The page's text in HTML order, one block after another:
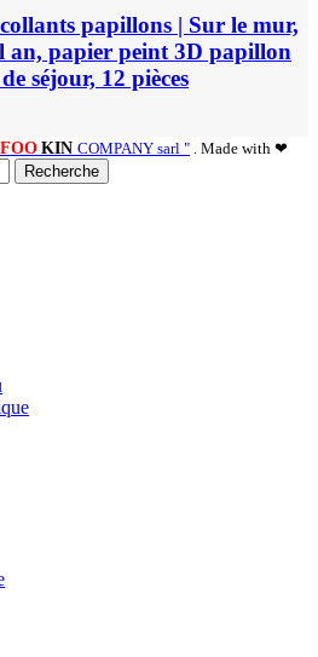
papillons | Sur le mur,
an, papier peint 3D papillon
séjour, 12 pièces
FOO KIN COMPANY sarl " . Made with ❤
Recherche